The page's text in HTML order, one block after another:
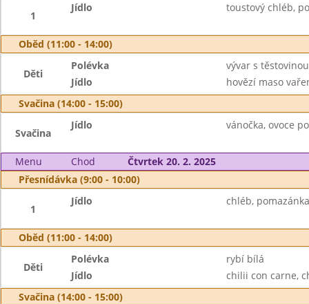
1
Jídlo toustový chléb,
Oběd (11:00 - 14:00)
Děti
Polévka
vývar s
Jídlo
hovězí maso
Svačina (14:00 - 15:00)
Svačina
Jídlo vánočka, ovoce
Menu Chod
Čtvrtek 20. 2. 2025
Přesnídávka (9:00 - 10:00)
1
Jídlo chléb,
Oběd (11:00 - 14:00)
Děti
Polévka
rybí bílá
Jídlo
chilii con carne,
Svačina (14:00 - 15:00)